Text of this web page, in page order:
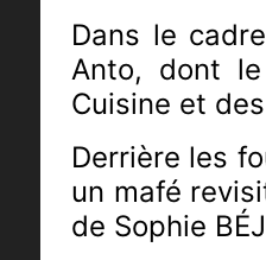
Dans le
Anto, dont
Cuisine et des
Derrière les
un mafé
de Sophie